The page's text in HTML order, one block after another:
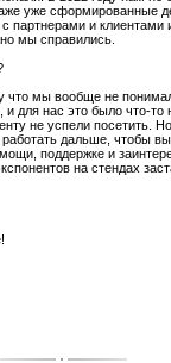
уже сформированные
с партнерами и
мы справились.
мы вообще не
для нас это было что-
не успели
дальше, чтобы
поддержке и
на стендах